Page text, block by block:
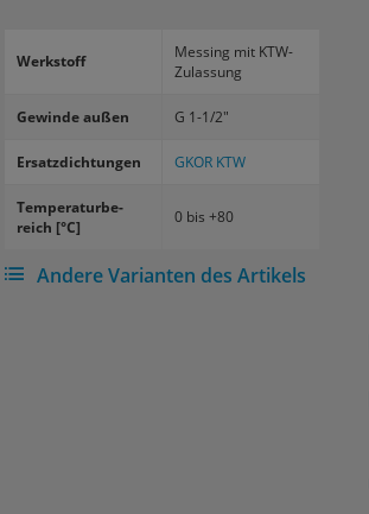
Werk­stoff
Mes­sing mit KTW-​
Zulassung
Ge­win­de außen G 1-1/2"
Er­satz­dich­tun­gen GKOR KTW
Tem­pe­ra­tur­be­
reich [°C]
0 bis +80
Andere Varianten des Artikels